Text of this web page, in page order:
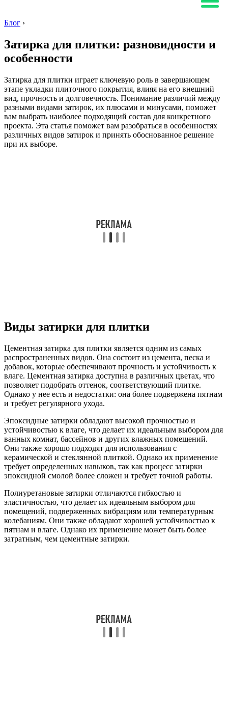
Блог ›
Затирка для плитки: разновидности и
особенности
Затирка для плитки играет ключевую роль в завершающем
этапе укладки плиточного покрытия, влияя на его внешний
вид, прочность и долговечность. Понимание различий между
разными видами затирок, их плюсами и минусами, поможет
вам выбрать наиболее подходящий состав для конкретного
проекта. Эта статья поможет вам разобраться в особенностях
различных видов затирок и принять обоснованное решение
при их выборе.
Виды затирки для плитки
Цементная затирка для плитки является одним из самых
распространенных видов. Она состоит из цемента, песка и
добавок, которые обеспечивают прочность и устойчивость к
влаге. Цементная затирка доступна в различных цветах, что
позволяет подобрать оттенок, соответствующий плитке.
Однако у нее есть и недостатки: она более подвержена пятнам
и требует регулярного ухода.
Эпоксидные затирки обладают высокой прочностью и
устойчивостью к влаге, что делает их идеальным выбором для
ванных комнат, бассейнов и других влажных помещений.
Они также хорошо подходят для использования с
керамической и стеклянной плиткой. Однако их применение
требует определенных навыков, так как процесс затирки
эпоксидной смолой более сложен и требует точной работы.
Полиуретановые затирки отличаются гибкостью и
эластичностью, что делает их идеальным выбором для
помещений, подверженных вибрациям или температурным
колебаниям. Они также обладают хорошей устойчивостью к
пятнам и влаге. Однако их применение может быть более
затратным, чем цементные затирки.